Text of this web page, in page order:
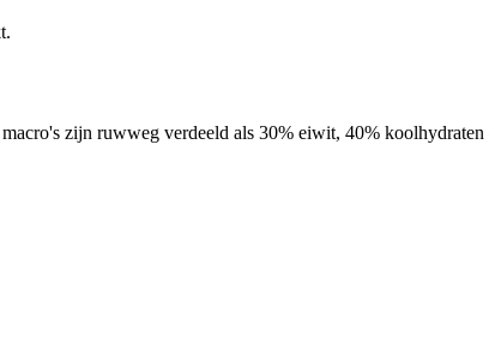
zijn ruwweg verdeeld als 30% eiwit, 40% koolhydraten